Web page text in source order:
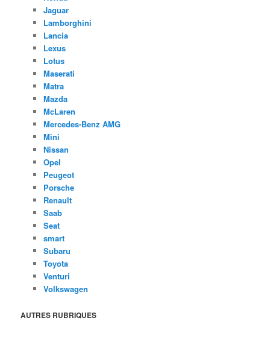
Jaguar
Lamborghini
Lancia
Lexus
Lotus
Maserati
Matra
Mazda
McLaren
Mercedes-Benz AMG
Mini
Nissan
Opel
Peugeot
Porsche
Renault
Saab
Seat
smart
Subaru
Toyota
Venturi
Volkswagen
AUTRES RUBRIQUES